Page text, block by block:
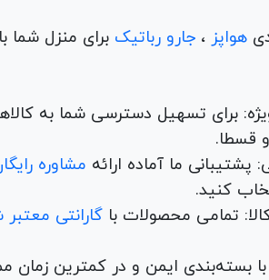
هواپز ، جارو رباتیک برای منزل شما با تضمین کیفیت و گارانتی.
برای تسهیل دسترسی شما به
قسطا.
ما آماده ارائه مشاوره
کنید.
تمامی محصولات باگارانتی
سریع و مطمئن: ، با بسته‌بندی ایمن و در